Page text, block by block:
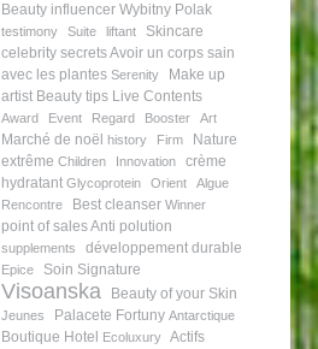
Beauty influencer Wybitny Polak
testimony Suite liftant
Skincare
celebrity secretsAvoir un corps sain
avec les plantes Serenity
Make up
artist Beauty tips Live Contents
Award Event Regard Booster Art
Marché de noël history Firm
Nature
extrême Children Innovation
crème
hydratant Glycoprotein Orient
Algue
Rencontre
Best cleanser Winner
point of salesAnti polution
supplements développement durable
Epice Soin Signature
Visoanska Beauty of your Skin
Jeunes Palacete Fortuny Antarctique
Boutique Hotel Ecoluxury Actifs